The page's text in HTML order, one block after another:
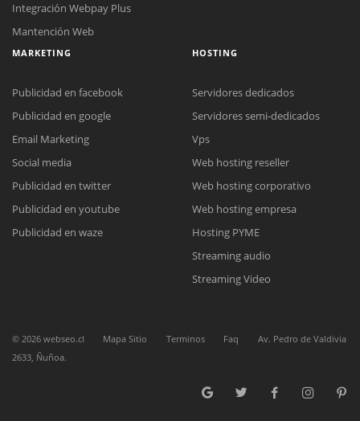
Reunión online
Nuestros ejecutivos le enviarán un correo electrónico con el enlace a
Cotización
Complete el formulario y nos contactaremos a la brevedad.
Chat Online
Todos nuestros ejecutivos están fuera de línea. Complete el formulario
para enviarnos un correo electrónico con sus datos personales.
Integración Webpay Plus
Mantención Web
MARKETING
Publicidad en facebook
Publicidad en google
Email Marketing
Social media
Publicidad en twitter
Publicidad en youtube
Publicidad en waze
HOSTING
Servidores dedicados
Servidores semi-dedicados
Vps
Web hosting reseller
Web hosting corporativo
Web hosting empresa
Hosting PYME
Streaming audio
Streaming Video
© 2026 webseo.cl Mapa Sitio Terminos Faq
Av. Pedro de Valdivia
2633, Ñuñoa.